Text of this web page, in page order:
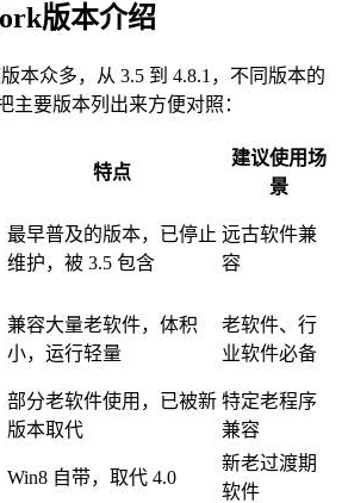
版本介绍
本众多，从 3.5 到 4.8.1，不同版本的
主要版本列出来方便对照：
特点
建议使用场
景
最早普及的版本，已停止
维护，被 3.5 包含
远古软件兼
容
兼容大量老软件，体积
小，运行轻量
老软件、行
业软件必备
部分老软件使用，已被新
版本取代
特定老程序
兼容
Win8 自带，取代 4.0
新老过渡期
软件